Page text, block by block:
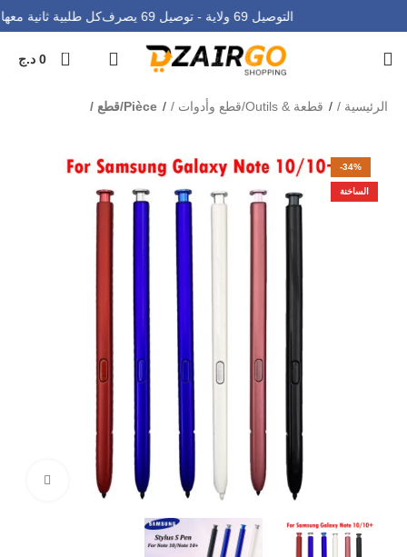
التوصيل 69 ولاية - توصيل 69 يصرف كل طلبية ثانية
0
0 د.ج
الرئيسية قطعة & Outils/قطع وأدوات Pièce/قطع
-34%
الساخنة